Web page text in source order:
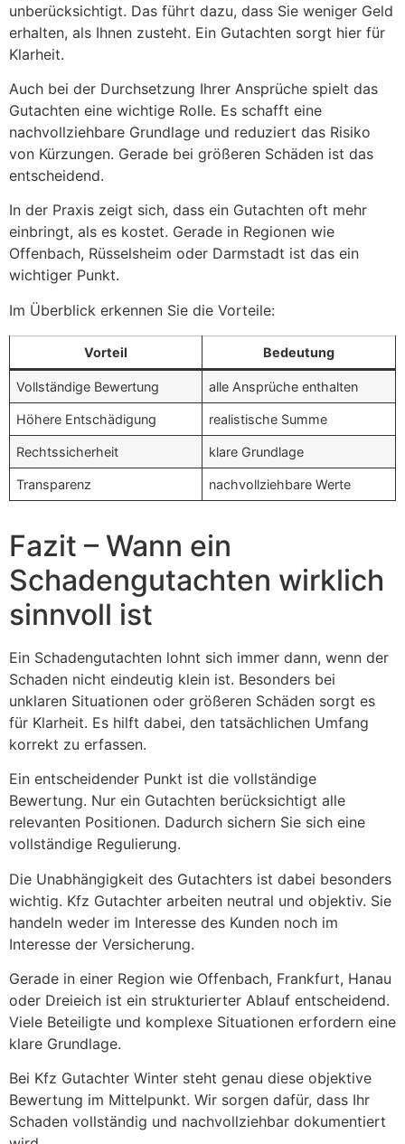
unberücksichtigt. Das führt dazu, dass Sie weniger Geld
erhalten, als Ihnen zusteht. Ein Gutachten sorgt hier für
Klarheit.
Auch bei der Durchsetzung Ihrer Ansprüche spielt das
Gutachten eine wichtige Rolle. Es schafft eine
nachvollziehbare Grundlage und reduziert das Risiko
von Kürzungen. Gerade bei größeren Schäden ist das
entscheidend.
In der Praxis zeigt sich, dass ein Gutachten oft mehr
einbringt, als es kostet. Gerade in Regionen wie
Offenbach, Rüsselsheim oder Darmstadt ist das ein
wichtiger Punkt.
Im Überblick erkennen Sie die Vorteile:
Vorteil Bedeutung
Vollständige Bewertung alle Ansprüche enthalten
Höhere Entschädigung realistische Summe
Rechtssicherheit klare Grundlage
Transparenz nachvollziehbare Werte
Fazit – Wann ein
Schadengutachten wirklich
sinnvoll ist
Ein Schadengutachten lohnt sich immer dann, wenn der
Schaden nicht eindeutig klein ist. Besonders bei
unklaren Situationen oder größeren Schäden sorgt es
für Klarheit. Es hilft dabei, den tatsächlichen Umfang
korrekt zu erfassen.
Ein entscheidender Punkt ist die vollständige
Bewertung. Nur ein Gutachten berücksichtigt alle
relevanten Positionen. Dadurch sichern Sie sich eine
vollständige Regulierung.
Die Unabhängigkeit des Gutachters ist dabei besonders
wichtig. Kfz Gutachter arbeiten neutral und objektiv. Sie
handeln weder im Interesse des Kunden noch im
Interesse der Versicherung.
Gerade in einer Region wie Offenbach, Frankfurt, Hanau
oder Dreieich ist ein strukturierter Ablauf entscheidend.
Viele Beteiligte und komplexe Situationen erfordern eine
klare Grundlage.
Bei Kfz Gutachter Winter steht genau diese objektive
Bewertung im Mittelpunkt. Wir sorgen dafür, dass Ihr
Schaden vollständig und nachvollziehbar dokumentiert